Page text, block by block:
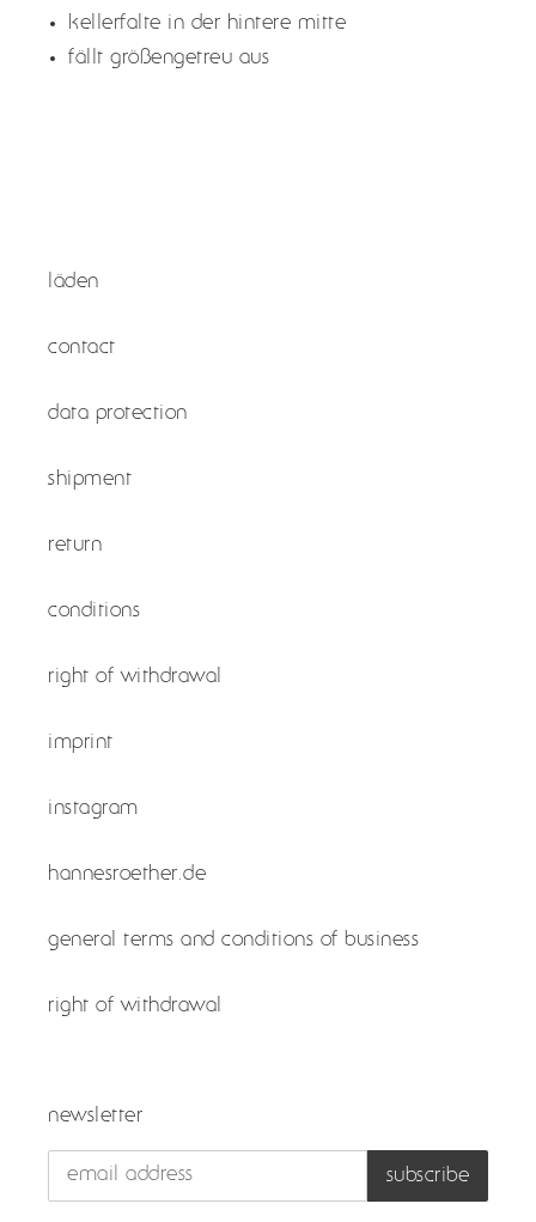
kellerfalte in der hintere mitte
fällt größengetreu aus
läden
contact
data protection
shipment
return
conditions
right of withdrawal
imprint
instagram
hannesroether.de
general terms and conditions of business
right of withdrawal
newsletter
subscribe